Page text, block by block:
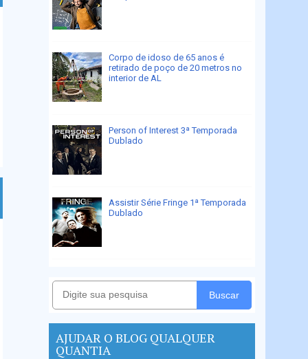
Corpo de idoso de 65 anos é
retirado de poço de 20 metros no
interior de AL
Person of Interest 3ª Temporada
Dublado
Assistir Série Fringe 1ª Temporada
Dublado
Buscar
AJUDAR O BLOG QUALQUER
QUANTIA